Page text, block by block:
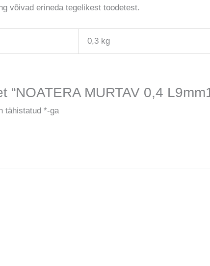
võivad erineda tegelikest toodetest.
0,3 kg
MURTAV 0,4
tähistatud *-ga